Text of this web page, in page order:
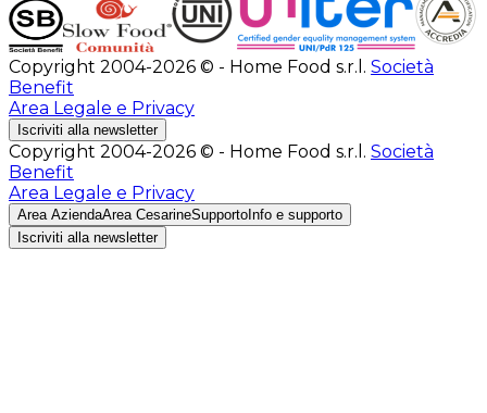
Copyright 2004-2026 © - Home Food s.r.l. Società
Benefit
Area Legale e Privacy
Iscriviti alla newsletter
Copyright 2004-2026 © - Home Food s.r.l. Società
Benefit
Area Legale e Privacy
Area AziendaArea CesarineSupporto Info e supporto
Iscriviti alla newsletter